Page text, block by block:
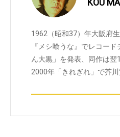
1962（昭和37）年大阪府
『メシ喰うな』でレコー
ん大黒」を発表、同作は
2000年「きれぎれ」で芥川